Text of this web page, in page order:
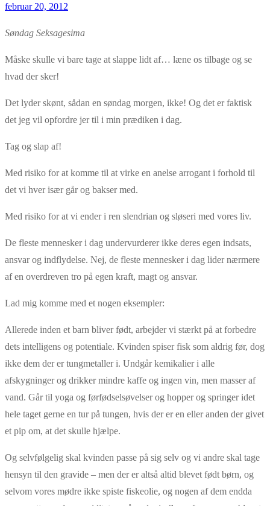
februar 20, 2012
Søndag Seksagesima
Måske skulle vi bare tage at slappe lidt af… læne os tilbage og se
hvad der sker!
Det lyder skønt, sådan en søndag morgen, ikke! Og det er faktisk
det jeg vil opfordre jer til i min prædiken i dag.
Tag og slap af!
Med risiko for at komme til at virke en anelse arrogant i forhold til
det vi hver især går og bakser med.
Med risiko for at vi ender i ren slendrian og sløseri med vores liv.
De fleste mennesker i dag undervurderer ikke deres egen indsats,
ansvar og indflydelse. Nej, de fleste mennesker i dag lider nærmere
af en overdreven tro på egen kraft, magt og ansvar.
Lad mig komme med et nogen eksempler:
Allerede inden et barn bliver født, arbejder vi stærkt på at forbedre
dets intelligens og potentiale. Kvinden spiser fisk som aldrig før, dog
ikke dem der er tungmetaller i. Undgår kemikalier i alle
afskygninger og drikker mindre kaffe og ingen vin, men masser af
vand. Går til yoga og førfødselsøvelser og hopper og springer idet
hele taget gerne en tur på tungen, hvis der er en eller anden der givet
et pip om, at det skulle hjælpe.
Og selvfølgelig skal kvinden passe på sig selv og vi andre skal tage
hensyn til den gravide – men der er altså altid blevet født børn, og
selvom vores mødre ikke spiste fiskeolie, og nogen af dem endda